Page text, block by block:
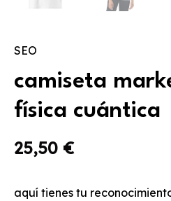
SEO
camiseta
física cuántica
25,50 €
aquí tienes tu